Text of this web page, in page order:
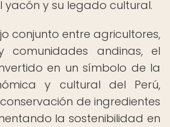
yacón y su legado cultural.
conjunto entre agricultores,
comunidades andinas, el
en un símbolo de la
y cultural del Perú,
de ingredientes
la sostenibilidad en